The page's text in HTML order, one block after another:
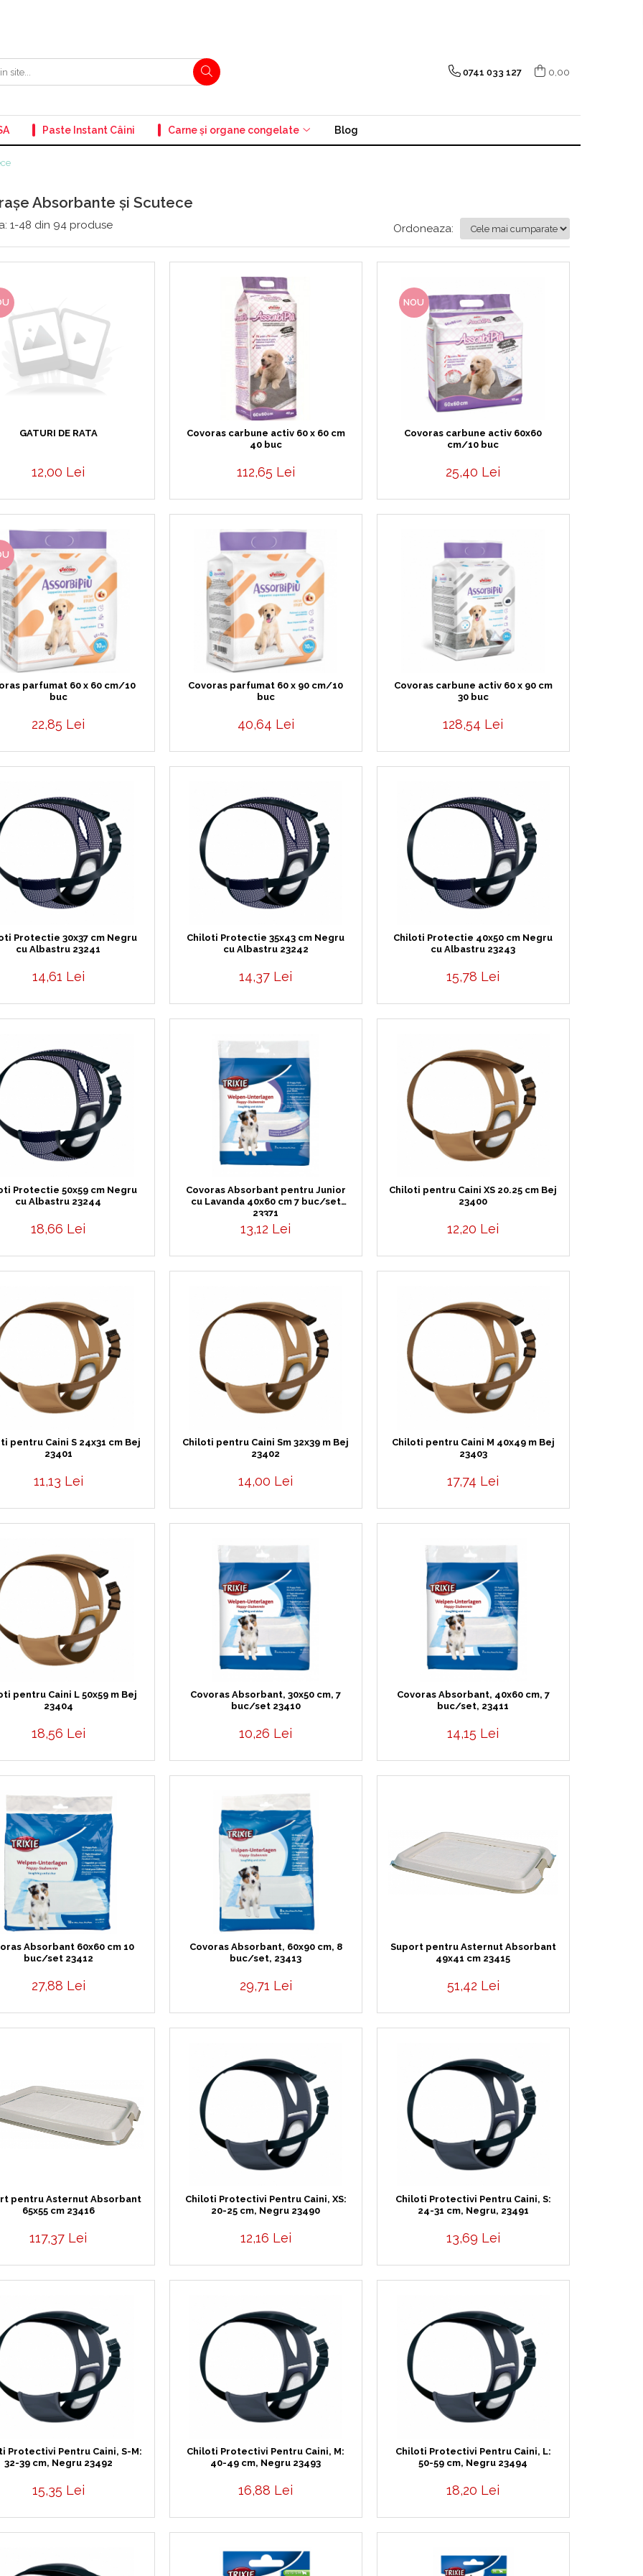
0741 033 127 0,00
Paste Instant Câini Carne și organe congelate Blog
Absorbante și Scutece
1-48 din 94 produse Ordoneaza:
GATURI DE RATA
12,00 Lei
Covoras carbune activ 60 x 60 cm
40 buc
112,65 Lei
NOU
Covoras carbune activ 60x60
cm/10 buc
25,40 Lei
parfumat 60 x 60 cm/10
buc
22,85 Lei
Covoras parfumat 60 x 90 cm/10
buc
40,64 Lei
Covoras carbune activ 60 x 90 cm
30 buc
128,54 Lei
Protectie 30x37 cm Negru
cu Albastru 23241
14,61 Lei
Chiloti Protectie 35x43 cm Negru
cu Albastru 23242
14,37 Lei
Chiloti Protectie 40x50 cm Negru
cu Albastru 23243
15,78 Lei
Protectie 50x59 cm Negru
cu Albastru 23244
18,66 Lei
Covoras Absorbant pentru Junior
cu Lavanda 40x60 cm 7 buc/set
23371
13,12 Lei
Chiloti pentru Caini XS 20.25 cm Bej
23400
12,20 Lei
pentru Caini S 24x31 cm Bej
23401
11,13 Lei
Chiloti pentru Caini Sm 32x39 m Bej
23402
14,00 Lei
Chiloti pentru Caini M 40x49 m Bej
23403
17,74 Lei
pentru Caini L 50x59 m Bej
23404
18,56 Lei
Covoras Absorbant, 30x50 cm, 7
buc/set 23410
10,26 Lei
Covoras Absorbant, 40x60 cm, 7
buc/set, 23411
14,15 Lei
Absorbant 60x60 cm 10
buc/set 23412
27,88 Lei
Covoras Absorbant, 60x90 cm, 8
buc/set, 23413
29,71 Lei
Suport pentru Asternut Absorbant
49x41 cm 23415
51,42 Lei
pentru Asternut Absorbant
65x55 cm 23416
117,37 Lei
Chiloti Protectivi Pentru Caini, XS:
20-25 cm, Negru 23490
12,16 Lei
Chiloti Protectivi Pentru Caini, S:
24-31 cm, Negru, 23491
13,69 Lei
Protectivi Pentru Caini, S-M:
32-39 cm, Negru 23492
15,35 Lei
Chiloti Protectivi Pentru Caini, M:
40-49 cm, Negru 23493
16,88 Lei
Chiloti Protectivi Pentru Caini, L:
50-59 cm, Negru 23494
18,20 Lei